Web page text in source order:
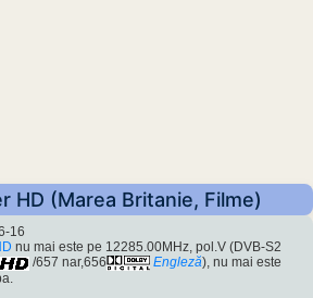
HD (Marea Britanie, Filme)
16
nu mai este pe 12285.00MHz, pol.V (DVB-S2
/657 nar,656 Engleză), nu mai este